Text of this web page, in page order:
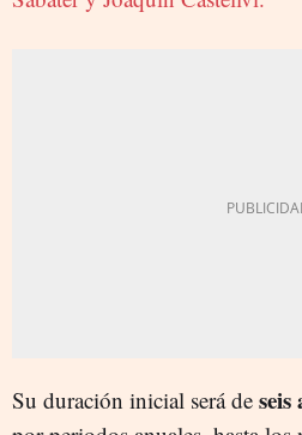
Su duración inicial será de seis